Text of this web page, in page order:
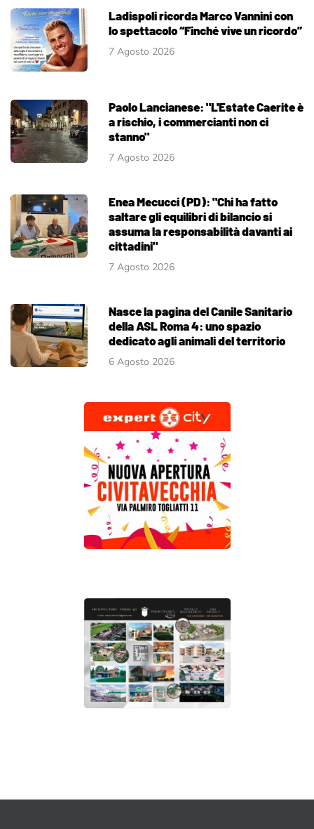
Ladispoli ricorda Marco Vannini con
lo spettacolo “Finché vive un ricordo”
7 Agosto 2026
Paolo Lancianese: "L'Estate Caerite è
a rischio, i commercianti non ci
stanno"
7 Agosto 2026
Enea Mecucci (PD): "Chi ha fatto
saltare gli equilibri di bilancio si
assuma la responsabilità davanti ai
cittadini"
7 Agosto 2026
Nasce la pagina del Canile Sanitario
della ASL Roma 4: uno spazio
dedicato agli animali del territorio
6 Agosto 2026